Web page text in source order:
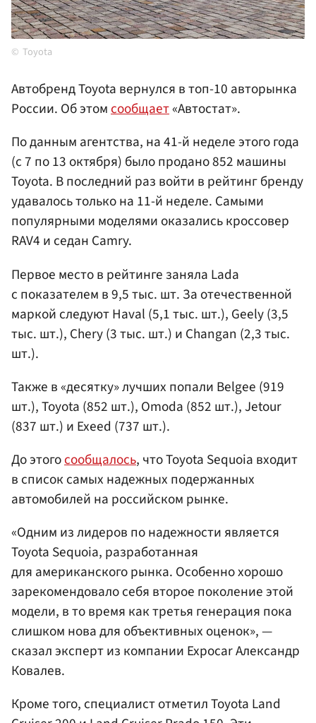
Toyota
Автобренд Toyota вернулся в топ-10 авторынка
России. Об этомсообщает«Автостат».
По данным агентства, на 41-й неделе этого года
(с 7 по 13 октября) было продано 852 машины
Toyota. В последний раз войти в рейтинг бренду
удавалось только на 11-й неделе. Самыми
популярными моделями оказались кроссовер
RAV4 и седан Camry.
Первое место в рейтинге заняла Lada
с показателем в 9,5 тыс. шт. За отечественной
маркой следуют Haval (5,1 тыс. шт.), Geely (3,5
тыс. шт.), Chery (3 тыс. шт.) и Changan (2,3 тыс.
шт.).
Также в «десятку» лучших попали Belgee (919
шт.), Toyota (852 шт.), Omoda (852 шт.), Jetour
(837 шт.) и Exeed (737 шт.).
До этогосообщалось, что Toyota Sequoia входит
в список самых надежных подержанных
автомобилей на российском рынке.
«Одним из лидеров по надежности является
Toyota Sequoia, разработанная
для американского рынка. Особенно хорошо
зарекомендовало себя второе поколение этой
модели, в то время как третья генерация пока
слишком нова для объективных оценок», —
сказал эксперт из компании Expocar Александр
Ковалев.
Кроме того, специалист отметил Toyota Land